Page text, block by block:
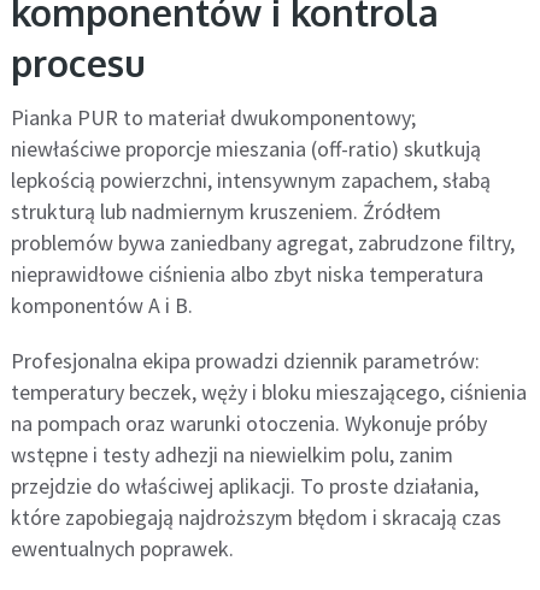
komponentów i kontrola
procesu
Pianka PUR to materiał dwukomponentowy;
niewłaściwe proporcje mieszania (off-ratio) skutkują
lepkością powierzchni, intensywnym zapachem, słabą
strukturą lub nadmiernym kruszeniem. Źródłem
problemów bywa zaniedbany agregat, zabrudzone filtry,
nieprawidłowe ciśnienia albo zbyt niska temperatura
komponentów A i B.
Profesjonalna ekipa prowadzi dziennik parametrów:
temperatury beczek, węży i bloku mieszającego, ciśnienia
na pompach oraz warunki otoczenia. Wykonuje próby
wstępne i testy adhezji na niewielkim polu, zanim
przejdzie do właściwej aplikacji. To proste działania,
które zapobiegają najdroższym błędom i skracają czas
ewentualnych poprawek.